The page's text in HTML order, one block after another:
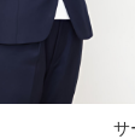
サ